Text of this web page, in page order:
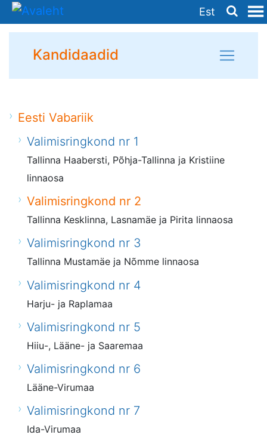
Est
Kandidaadid
Eesti Vabariik
Valimisringkond nr 1
Tallinna Haabersti, Põhja-Tallinna ja Kristiine
linnaosa
Valimisringkond nr 2
Tallinna Kesklinna, Lasnamäe ja Pirita linnaosa
Valimisringkond nr 3
Tallinna Mustamäe ja Nõmme linnaosa
Valimisringkond nr 4
Harju- ja Raplamaa
Valimisringkond nr 5
Hiiu-, Lääne- ja Saaremaa
Valimisringkond nr 6
Lääne-Virumaa
Valimisringkond nr 7
Ida-Virumaa